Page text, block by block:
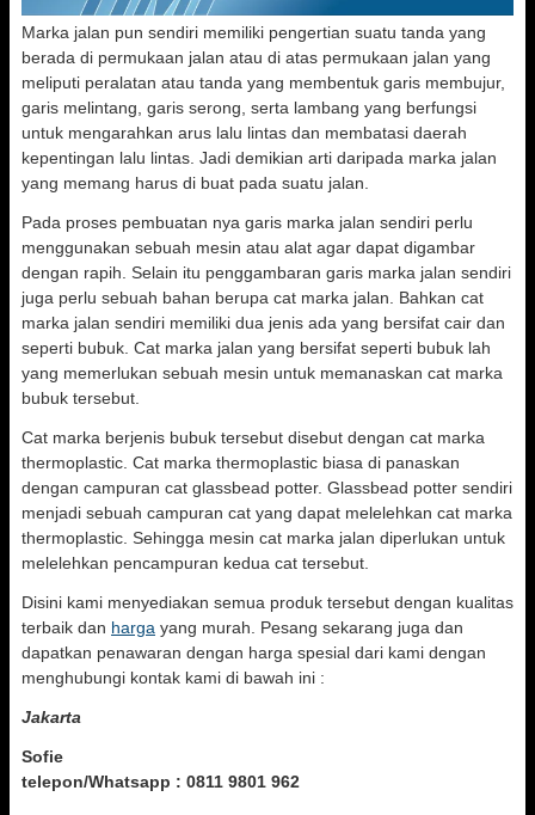
Marka jalan pun sendiri memiliki pengertian suatu tanda yang
berada di permukaan jalan atau di atas permukaan jalan yang
meliputi peralatan atau tanda yang membentuk garis membujur,
garis melintang, garis serong, serta lambang yang berfungsi
untuk mengarahkan arus lalu lintas dan membatasi daerah
kepentingan lalu lintas. Jadi demikian arti daripada marka jalan
yang memang harus di buat pada suatu jalan.
Pada proses pembuatan nya garis marka jalan sendiri perlu
menggunakan sebuah mesin atau alat agar dapat digambar
dengan rapih. Selain itu penggambaran garis marka jalan sendiri
juga perlu sebuah bahan berupa cat marka jalan. Bahkan cat
marka jalan sendiri memiliki dua jenis ada yang bersifat cair dan
seperti bubuk. Cat marka jalan yang bersifat seperti bubuk lah
yang memerlukan sebuah mesin untuk memanaskan cat marka
bubuk tersebut.
Cat marka berjenis bubuk tersebut disebut dengan cat marka
thermoplastic. Cat marka thermoplastic biasa di panaskan
dengan campuran cat glassbead potter. Glassbead potter sendiri
menjadi sebuah campuran cat yang dapat melelehkan cat marka
thermoplastic. Sehingga mesin cat marka jalan diperlukan untuk
melelehkan pencampuran kedua cat tersebut.
Disini kami menyediakan semua produk tersebut dengan kualitas
terbaik dan harga yang murah. Pesang sekarang juga dan
dapatkan penawaran dengan harga spesial dari kami dengan
menghubungi kontak kami di bawah ini :
Jakarta
Sofie
telepon/Whatsapp : 0811 9801 962